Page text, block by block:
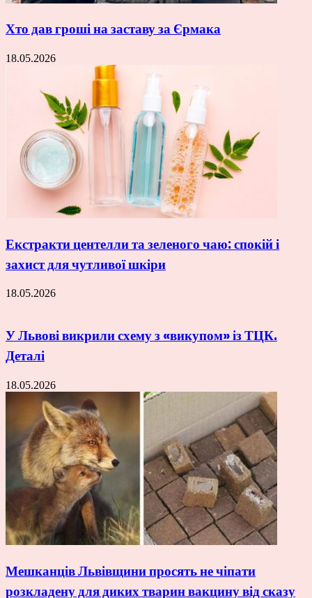
Хто дав гроші на заставу за Єрмака
18.05.2026
Екстракти центелли та зеленого чаю: спокій і
захист для чутливої шкіри
18.05.2026
У Львові викрили схему з «викупом» із ТЦК.
Деталі
18.05.2026
Мешканців Львівщини просять не чіпати
розкладену для диких тварин вакцину від сказу